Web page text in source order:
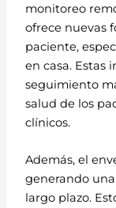
monitoreo
ofrece nuevas
paciente,
en casa. Estas
seguimiento
salud de los
clínicos.
Además, el
generando
largo plazo.